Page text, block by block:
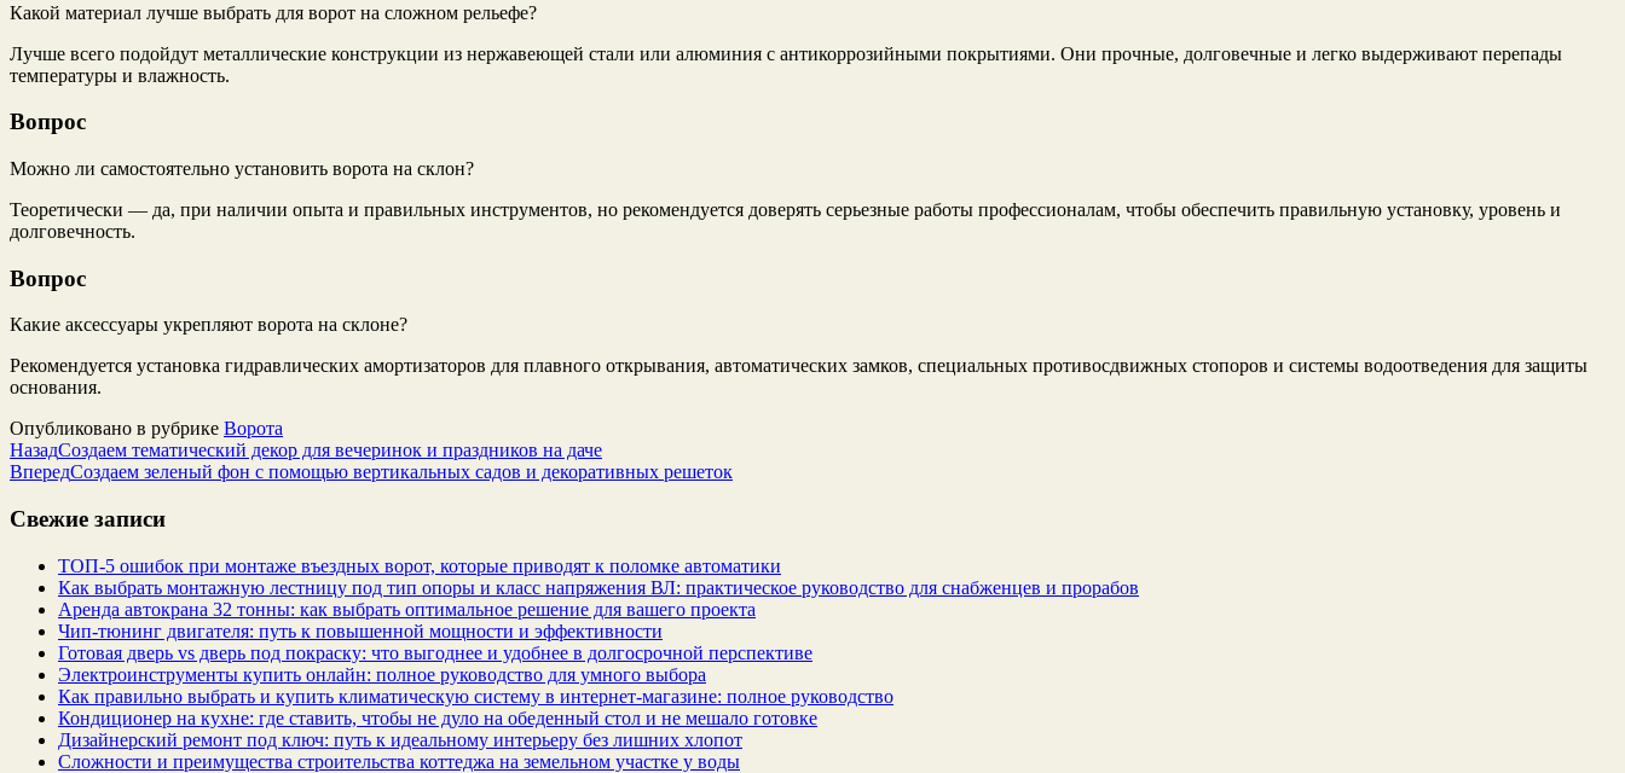
Какой материал лучше выбрать для ворот на сложном рельефе?
Лучше всего подойдут металлические конструкции из нержавеющей стали или алюминия с антикоррозийными покрытиями. Они прочные, долговечные и легко выдерживают перепады
температуры и влажность.
Вопрос
Можно ли самостоятельно установить ворота на склон?
Теоретически — да, при наличии опыта и правильных инструментов, но рекомендуется доверять серьезные работы профессионалам, чтобы обеспечить правильную установку, уровень и
долговечность.
Вопрос
Какие аксессуары укрепляют ворота на склоне?
Рекомендуется установка гидравлических амортизаторов для плавного открывания, автоматических замков, специальных противосдвижных стопоров и системы водоотведения для защиты
основания.
Опубликовано в рубрике Ворота
НазадСоздаем тематический декор для вечеринок и праздников на даче
ВпередСоздаем зеленый фон с помощью вертикальных садов и декоративных решеток
Свежие записи
ТОП-5 ошибок при монтаже въездных ворот, которые приводят к поломке автоматики
Как выбрать монтажную лестницу под тип опоры и класс напряжения ВЛ: практическое руководство для снабженцев и прорабов
Аренда автокрана 32 тонны: как выбрать оптимальное решение для вашего проекта
Чип‑тюнинг двигателя: путь к повышенной мощности и эффективности
Готовая дверь vs дверь под покраску: что выгоднее и удобнее в долгосрочной перспективе
Электроинструменты купить онлайн: полное руководство для умного выбора
Как правильно выбрать и купить климатическую систему в интернет‑магазине: полное руководство
Кондиционер на кухне: где ставить, чтобы не дуло на обеденный стол и не мешало готовке
Дизайнерский ремонт под ключ: путь к идеальному интерьеру без лишних хлопот
Сложности и преимущества строительства коттеджа на земельном участке у воды